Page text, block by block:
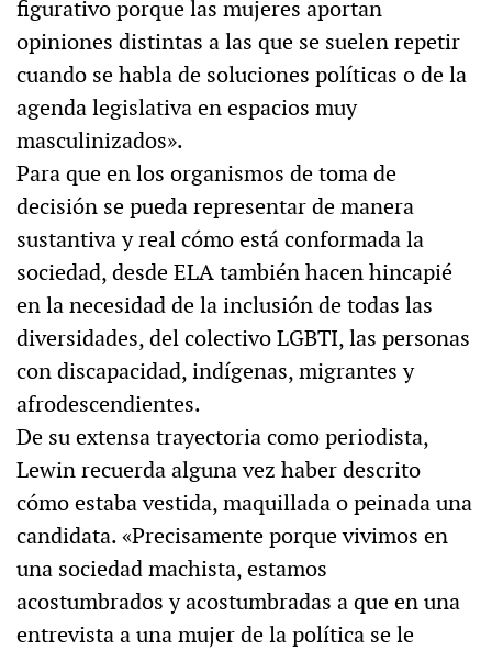
figurativo porque las mujeres aportan
opiniones distintas a las que se suelen repetir
cuando se habla de soluciones políticas o de la
agenda legislativa en espacios muy
masculinizados».
Para que en los organismos de toma de
decisión se pueda representar de manera
sustantiva y real cómo está conformada la
sociedad, desde ELA también hacen hincapié
en la necesidad de la inclusión de todas las
diversidades, del colectivo LGBTI, las personas
con discapacidad, indígenas, migrantes y
afrodescendientes.
De su extensa trayectoria como periodista,
Lewin recuerda alguna vez haber descrito
cómo estaba vestida, maquillada o peinada una
candidata. «Precisamente porque vivimos en
una sociedad machista, estamos
acostumbrados y acostumbradas a que en una
entrevista a una mujer de la política se le